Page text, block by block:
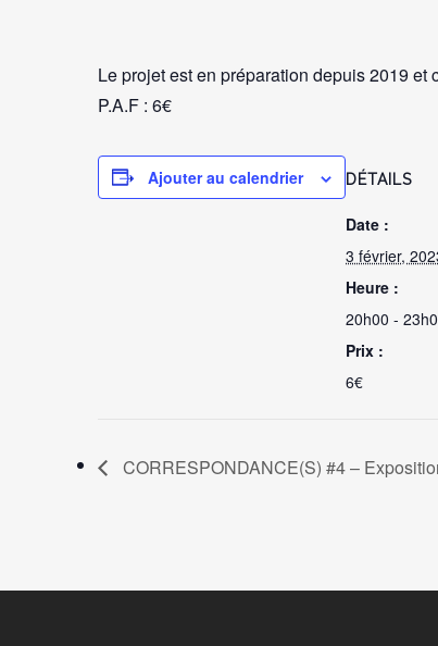
Le projet est en préparation depuis 2019 et
P.A.F : 6€
Ajouter au calendrier DÉTAILS
Date :
3 février,
Heure :
20h00 -
Prix :
6€
CORRESPONDANCE(S) #4 –